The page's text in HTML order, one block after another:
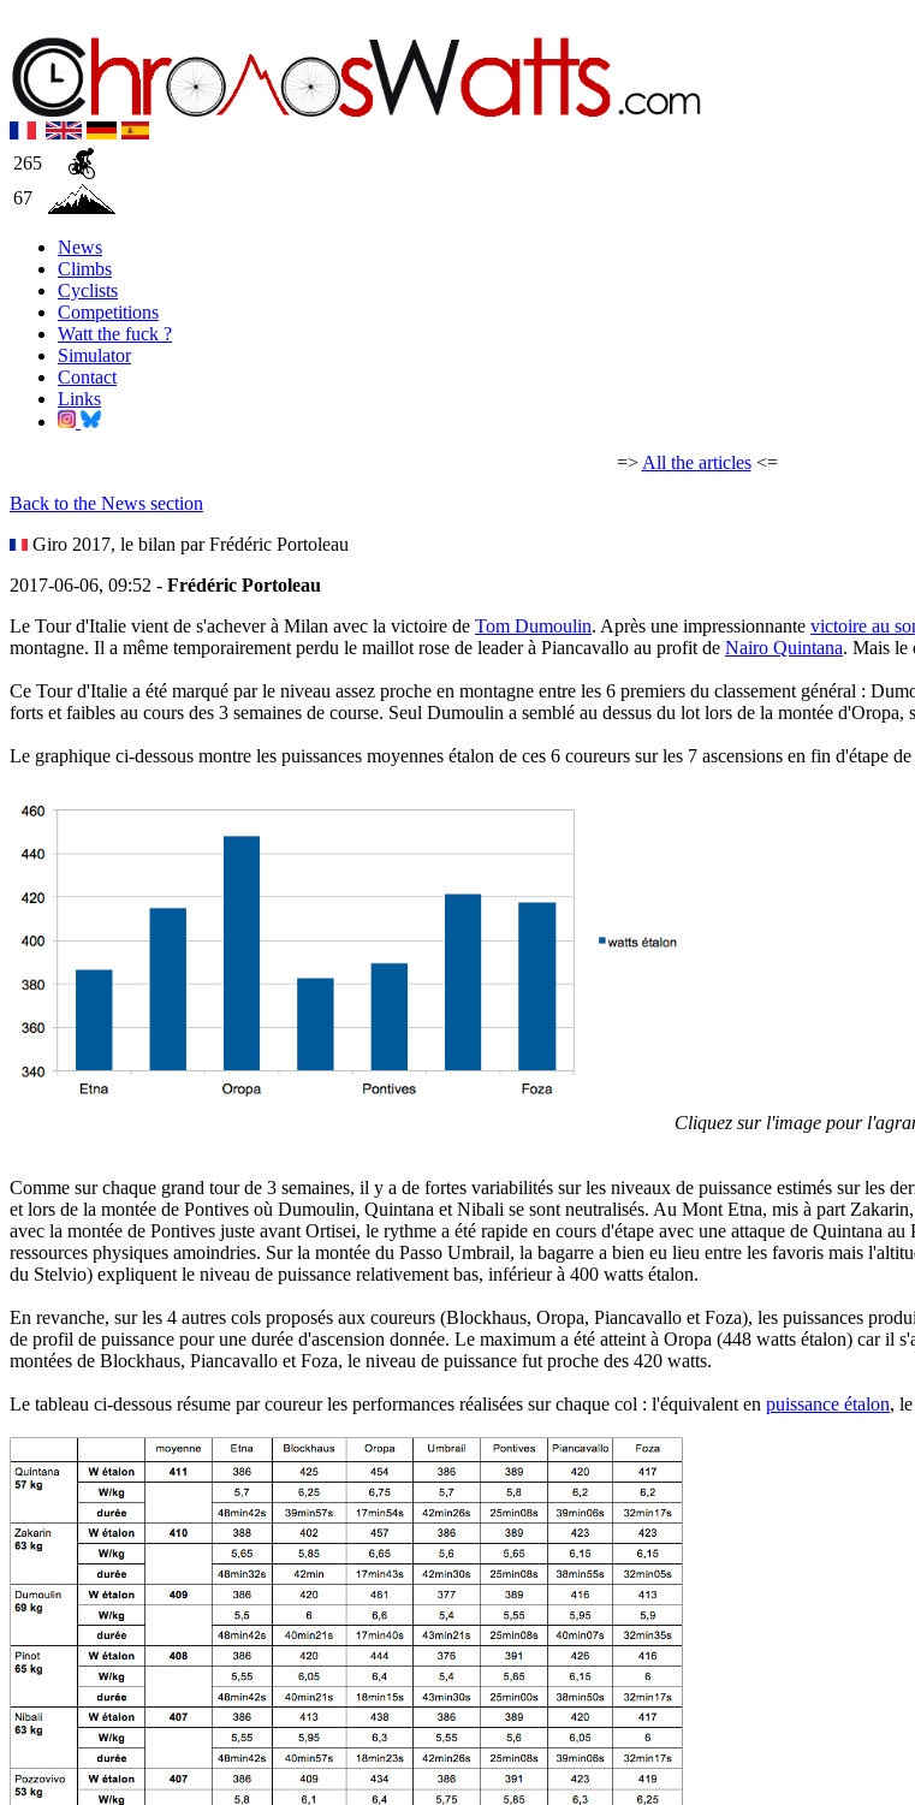
265
67
News
Climbs
Cyclists
Competitions
Watt the fuck ?
Simulator
Contact
Links
=> All the articles<=
Back to the News section
Giro 2017, le bilan par Frédéric Portoleau
2017-06-06, 09:52 - Frédéric Portoleau
Le Tour d'Italie vient de s'achever à Milan avec la victoire de Tom Dumoulin. Après une impressionnante victoire au
montagne. Il a même temporairement perdu le maillot rose de leader à Piancavallo au profit de Nairo Quintana. Mais le
Ce Tour d'Italie a été marqué par le niveau assez proche en montagne entre les 6 premiers du classement général :
forts et faibles au cours des 3 semaines de course. Seul Dumoulin a semblé au dessus du lot lors de la montée d'Oropa,
Le graphique ci-dessous montre les puissances moyennes étalon de ces 6 coureurs sur les 7 ascensions en fin d'étape
Cliquez sur l'image pour
Comme sur chaque grand tour de 3 semaines, il y a de fortes variabilités sur les niveaux de puissance estimés sur les
et lors de la montée de Pontives où Dumoulin, Quintana et Nibali se sont neutralisés. Au Mont Etna, mis à part
avec la montée de Pontives juste avant Ortisei, le rythme a été rapide en cours d'étape avec une attaque de Quintana
ressources physiques amoindries. Sur la montée du Passo Umbrail, la bagarre a bien eu lieu entre les favoris mais
du Stelvio) expliquent le niveau de puissance relativement bas, inférieur à 400 watts étalon.
En revanche, sur les 4 autres cols proposés aux coureurs (Blockhaus, Oropa, Piancavallo et Foza), les puissances
de profil de puissance pour une durée d'ascension donnée. Le maximum a été atteint à Oropa (448 watts étalon) car il
montées de Blockhaus, Piancavallo et Foza, le niveau de puissance fut proche des 420 watts.
Le tableau ci-dessous résume par coureur les performances réalisées sur chaque col : l'équivalent en puissance étalon,